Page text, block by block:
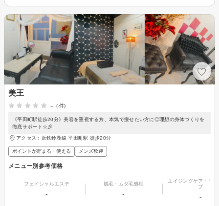
美王
-
(-件)
《平田町駅徒歩20分》美容を重視する方、本気で痩せたい方に◎理想の身体づくりを
徹底サポート☆彡
アクセス：近鉄鈴鹿線 平田町駅 徒歩20分
ポイントが貯まる・使える メンズ歓迎
メニュー別参考価格
フェイシャルエステ
-
脱毛・ムダ毛処理
-
エイジングケア・リ
プ
-